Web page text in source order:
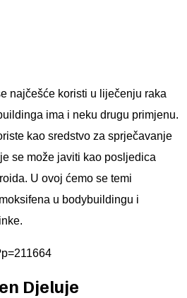
najčešće koristi u liječenju raka
ima i neku drugu primjenu.
kao sredstvo za sprječavanje
se može javiti kao posljedica
U ovoj ćemo se temi
u bodybuildingu i
Djeluje